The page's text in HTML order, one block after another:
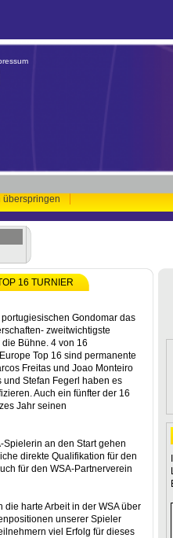
überspringen
16 TURNIER
Gondomar das
zweitwichtigste
Bühne. 4 von 16
Top 16 sind permanente
Freitas und Joao Monteiro
Stefan Fegerl haben es
Auch ein fünfter der 16
Jahr seinen
an den Start gehen
direkte Qualifikation für den
für den WSA-Partnerverein
harte Arbeit in der WSA über
unserer Spieler
viel Erfolg für dieses